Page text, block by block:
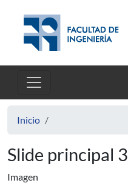
Inicio
Slide principal 3
Imagen